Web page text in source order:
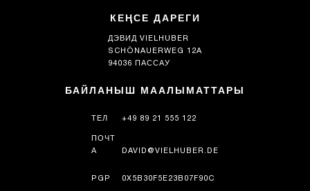
КЕҢСЕ ДАРЕГИ
ДЭВИД VIELHUBER
SCHÖNAUERWEG 12A
94036 ПАССАУ
БАЙЛАНЫШ МААЛЫМАТТАРЫ
ТЕЛ +49 89 21 555 122
ПОЧТ
А
DAVID@VIELHUBER.DE
PGP 0X5B30F5E23B07F90C